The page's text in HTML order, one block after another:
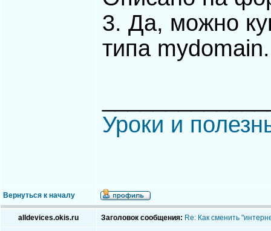
3. Да, можно
типа
Уроки и
Вернуться к началу
alldevices.okis.ru Заголовок сообщения: Re: Как сменить